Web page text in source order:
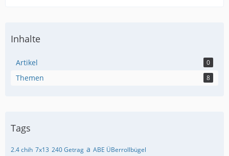
Inhalte
Artikel 0
Themen 8
Tags
2.4 chih 7x13 240 Getrag a ABE ÜBerrollbügel